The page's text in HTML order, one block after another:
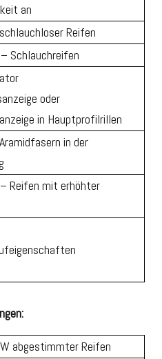
an
Reifen
Schlauchreifen
oder
in Hauptprofilrillen
in der
Reifen mit erhöhter
abgestimmter Reifen